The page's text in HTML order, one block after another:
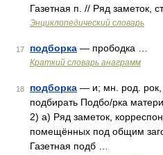
Газетная п. // Ряд заметок,
Энциклопедический словарь
17 подборка — прободка …
Краткий словарь анаграмм
18 подборка — и; мн. род. рок,
подбирать Подбо/рка
2) а) Ряд заметок,
помещённых под общим
Газетная подб …